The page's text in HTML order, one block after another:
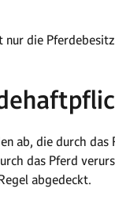
die
ab, die durch
das Pferd
abgedeckt.